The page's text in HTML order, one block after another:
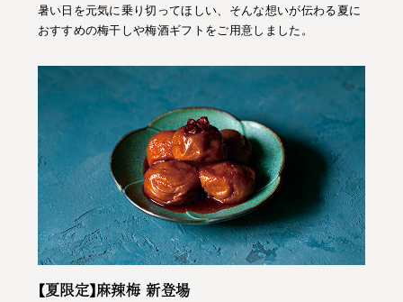
暑い日を元気に乗り切ってほしい、そんな想いが伝わる夏に
おすすめの梅干しや梅酒ギフトをご用意しました。
【夏限定】麻辣梅 新登場